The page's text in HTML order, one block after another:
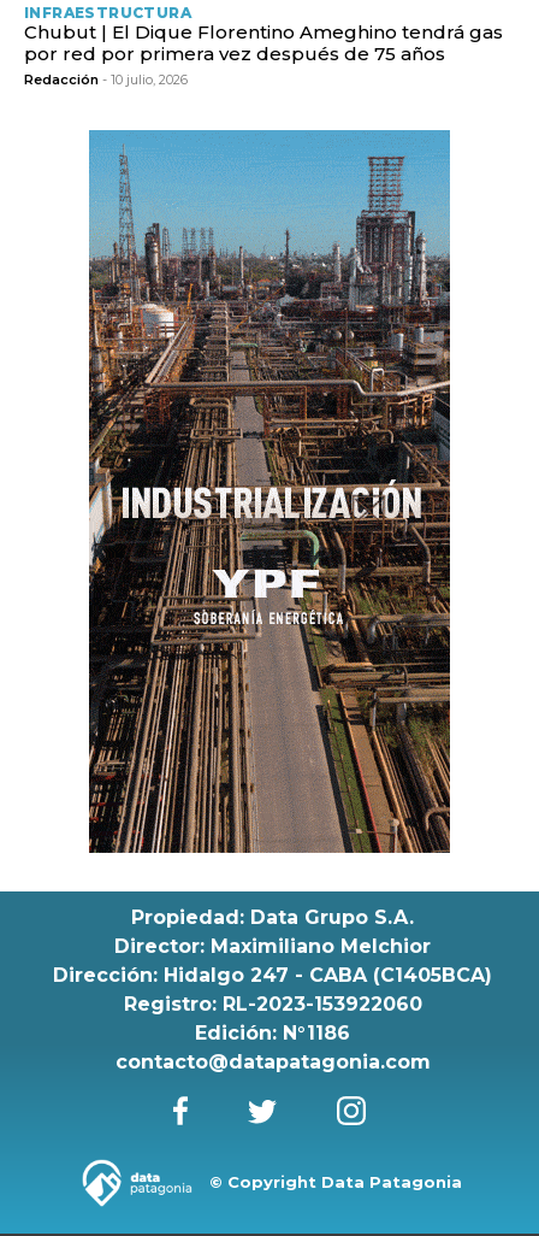
INFRAESTRUCTURA
Chubut | El Dique Florentino Ameghino tendrá gas
por red por primera vez después de 75 años
Redacción - 10 julio, 2026
© Copyright Data Patagonia
Propiedad: Data Grupo S.A.
Director: Maximiliano Melchior
Dirección: Hidalgo 247 - CABA (C1405BCA)
Registro: RL-2023-153922060
Edición: N°1186
contacto@datapatagonia.com